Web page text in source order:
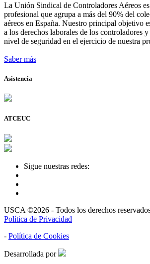
La Unión Sindical de Controladores Aéreos
profesional que agrupa a más del 90% del
aéreos en España. Nuestro principal objetivo
a los derechos laborales de los controladores
nivel de seguridad en el ejercicio de nuestra
Saber más
Asistencia
ATCEUC
Sigue nuestras redes:
USCA ©2026 - Todos los derechos
Política de Privacidad
- Política de Cookies
Desarrollada por